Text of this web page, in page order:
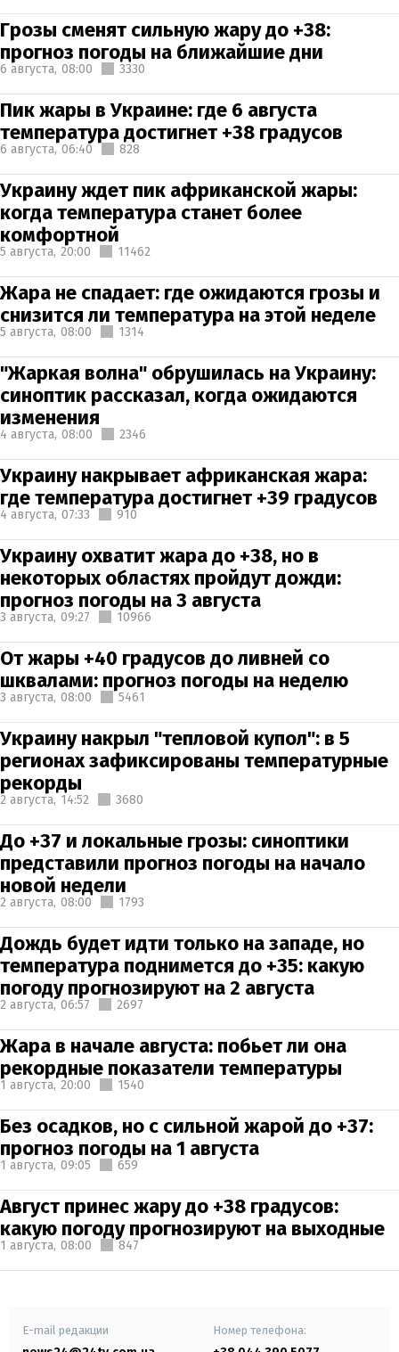
Грозы сменят сильную жару до +38:
прогноз погоды на ближайшие дни
6 августа, 08:00 3330
Пик жары в Украине: где 6 августа
температура достигнет +38 градусов
6 августа, 06:40 828
Украину ждет пик африканской жары:
когда температура станет более
комфортной
5 августа, 20:00 11462
Жара не спадает: где ожидаются грозы и
снизится ли температура на этой неделе
5 августа, 08:00 1314
"Жаркая волна" обрушилась на Украину:
синоптик рассказал, когда ожидаются
изменения
4 августа, 08:00 2346
Украину накрывает африканская жара:
где температура достигнет +39 градусов
4 августа, 07:33 910
Украину охватит жара до +38, но в
некоторых областях пройдут дожди:
прогноз погоды на 3 августа
3 августа, 09:27 10966
От жары +40 градусов до ливней со
шквалами: прогноз погоды на неделю
3 августа, 08:00 5461
Украину накрыл "тепловой купол": в 5
регионах зафиксированы температурные
рекорды
2 августа, 14:52 3680
До +37 и локальные грозы: синоптики
представили прогноз погоды на начало
новой недели
2 августа, 08:00 1793
Дождь будет идти только на западе, но
температура поднимется до +35: какую
погоду прогнозируют на 2 августа
2 августа, 06:57 2697
Жара в начале августа: побьет ли она
рекордные показатели температуры
1 августа, 20:00 1540
Без осадков, но с сильной жарой до +37:
прогноз погоды на 1 августа
1 августа, 09:05 659
Август принес жару до +38 градусов:
какую погоду прогнозируют на выходные
1 августа, 08:00 847
E-mail редакции Номер телефона: